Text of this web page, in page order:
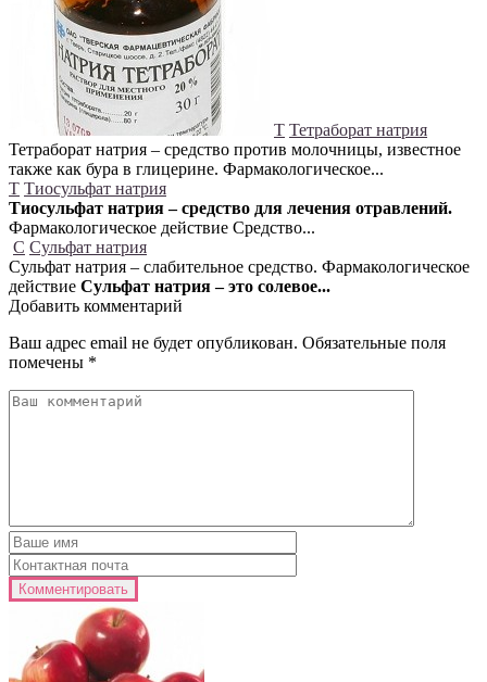
Т Тетраборат натрия
Тетраборат натрия – средство против молочницы, известное
также как бура в глицерине. Фармакологическое...
Т Тиосульфат натрия
Тиосульфат натрия – средство для лечения отравлений.
Фармакологическое действие Средство...
С Сульфат натрия
Сульфат натрия – слабительное средство. Фармакологическое
действие Сульфат натрия – это солевое...
Добавить комментарий
Ваш адрес email не будет опубликован. Обязательные поля
помечены *